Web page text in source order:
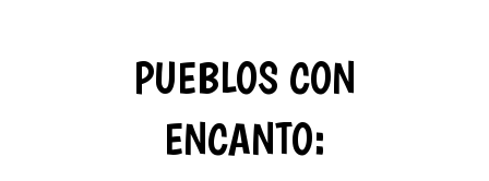
PUEBLOS CON
ENCANTO: